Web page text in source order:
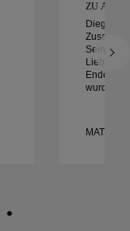
ZU
Diego
Sein
Liebe
Ende
wurde
nach